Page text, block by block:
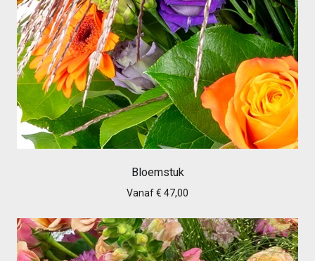
Bloemstuk
Vanaf € 47,00